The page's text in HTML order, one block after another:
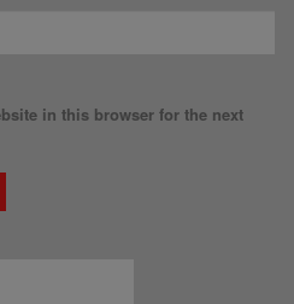
in this browser for the next